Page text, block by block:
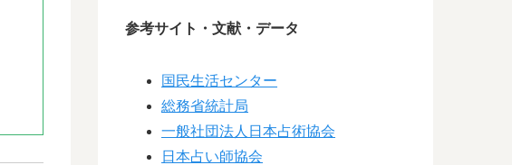
参考サイト・文献・データ
国民生活センター
総務省統計局
一般社団法人日本占術協会
日本占い師協会